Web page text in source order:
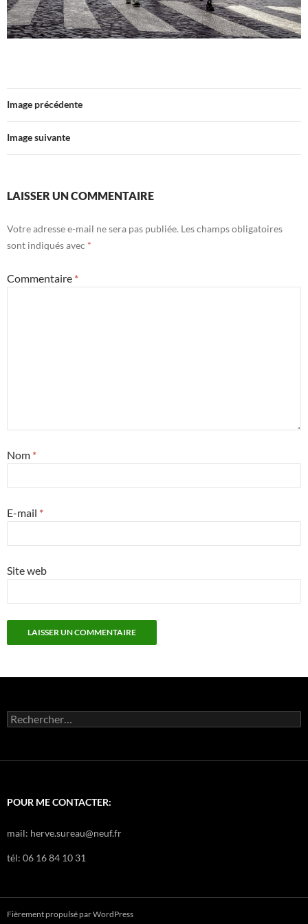
Image précédente
Image suivante
LAISSER UN COMMENTAIRE
Votre adresse e-mail ne sera pas publiée. Les champs obligatoires
sont indiqués avec *
Commentaire *
Nom *
E-mail *
Site web
Rechercher :
POUR ME CONTACTER:
mail: herve.sureau@neuf.fr
tél: 06 16 84 10 31
Fièrement propulsé par WordPress